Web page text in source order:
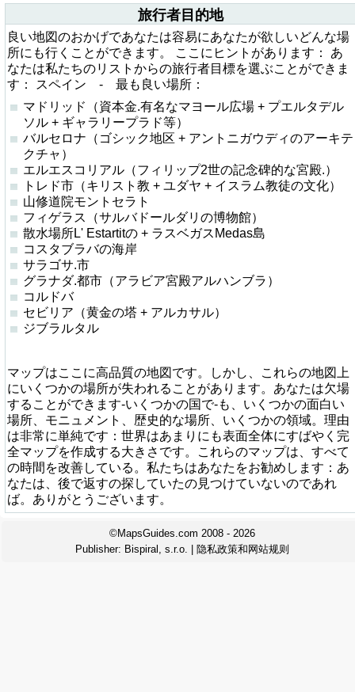
旅行者目的地
良い地図のおかげであなたは容易にあなたが欲しいどんな場
所にも行くことができます。 ここにヒントがあります： あ
なたは私たちのリストからの旅行者目標を選ぶことができま
す： スペイン - 最も良い場所：
マドリッド（資本金.有名なマヨール広場 + プエルタデル
ソル + ギャラリープラド等）
バルセロナ（ゴシック地区 + アントニガウディのアーキテ
クチャ）
エルエスコリアル（フィリップ2世の記念碑的な宮殿.）
トレド市（キリスト教 + ユダヤ + イスラム教徒の文化）
山修道院モントセラト
フィゲラス（サルバドールダリの博物館）
散水場所L' Estartitの + ラスベガスMedas島
コスタブラバの海岸
サラゴサ.市
グラナダ.都市（アラビア宮殿アルハンブラ）
コルドバ
セビリア（黄金の塔 + アルカサル）
ジブラルタル
マップはここに高品質の地図です。しかし、これらの地図上
にいくつかの場所が失われることがあります。あなたは欠場
することができます-いくつかの国で-も、いくつかの面白い
場所、モニュメント、歴史的な場所、いくつかの領域。理由
は非常に単純です：世界はあまりにも表面全体にすばやく完
全マップを作成する大きさです。これらのマップは、すべて
の時間を改善している。私たちはあなたをお勧めします：あ
なたは、後で返すの探していたの見つけていないのであれ
ば。ありがとうございます。
©MapsGuides.com 2008 - 2026
Publisher: Bispiral, s.r.o. 隐私政策和网站规则